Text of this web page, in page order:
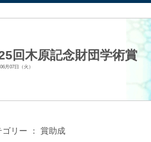
回木原記念財団学術賞
月07日（火）
リー ： 賞助成
人日本生化学会